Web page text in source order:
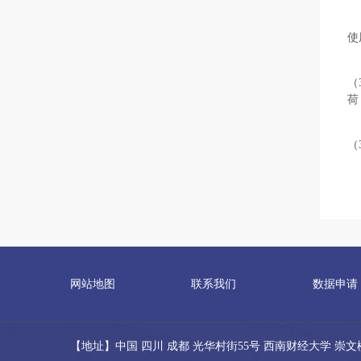
使
荷
网站地图 联系我们 数据申请
【地址】中国 四川 成都 光华村街55号 西南财经大学 崇文